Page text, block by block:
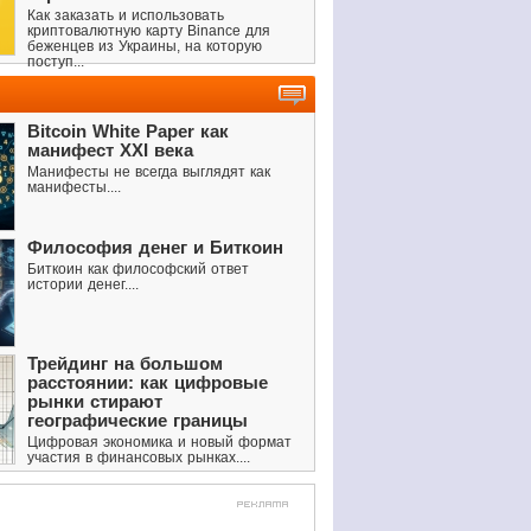
Как заказать и использовать
криптовалютную карту Binance для
беженцев из Украины, на которую
поступ...
Bitcoin White Paper как
манифест XXI века
Манифесты не всегда выглядят как
манифесты....
Философия денег и Биткоин
Биткоин как философский ответ
истории денег....
Трейдинг на большом
расстоянии: как цифровые
рынки стирают
географические границы
Цифровая экономика и новый формат
участия в финансовых рынках....